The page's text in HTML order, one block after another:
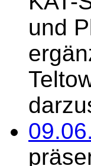
und